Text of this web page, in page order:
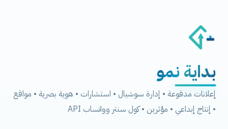
بدايةنمو
إعلانات مدفوعة • إدارة سوشيال • استشارات • هوية بصرية • مواقع
• إنتاج إبداعي • مؤثرين • كول سنتر وواتساب API